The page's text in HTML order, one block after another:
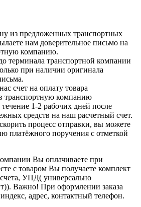
из предложенных транспортных
нам доверительное письмо на
компанию.
терминала транспортной компании
при наличии оригинала
счет на оплату товара
транспортную компанию
течение 1-2 рабочих дней после
средств на наш расчетный счет.
процесс отправки, вы можете
платёжного поручения с отметкой
Вы оплачиваете при
с товаром Вы получаете комплект
УПД( универсально
Важно! При оформлении заказа
адрес, контактный телефон.